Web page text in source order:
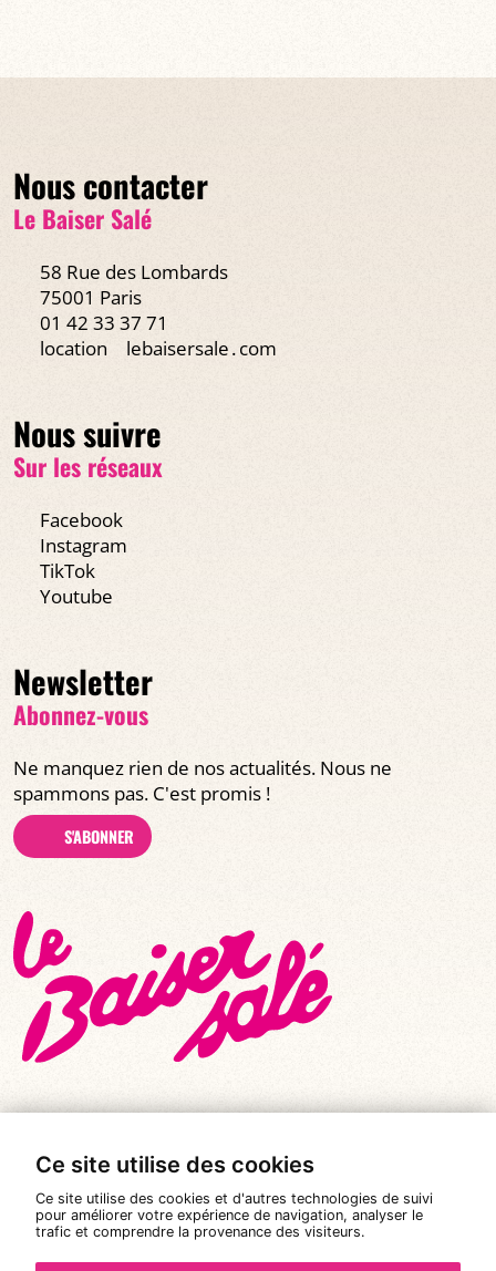
Ce site utilise des cookies
Ce site utilise des cookies et d'autres technologies de suivi
pour améliorer votre expérience de navigation, analyser le
trafic et comprendre la provenance des visiteurs.
Nous contacter
Le Baiser Salé
58 Rue des Lombards
75001 Paris
01 42 33 37 71
location
lebaisersale․com
Nous suivre
Sur les réseaux
Facebook
Instagram
TikTok
Youtube
Newsletter
Abonnez-vous
Ne manquez rien de nos actualités. Nous ne
spammons pas. C'est promis !
S'ABONNER
© Tous droits réservés 2026 |
Le Baiser Salé
Mentions légales
Politique de confidentialité